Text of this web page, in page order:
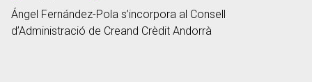
Ángel Fernández-Pola s’incorpora al Consell
d’Administració de Creand Crèdit Andorrà